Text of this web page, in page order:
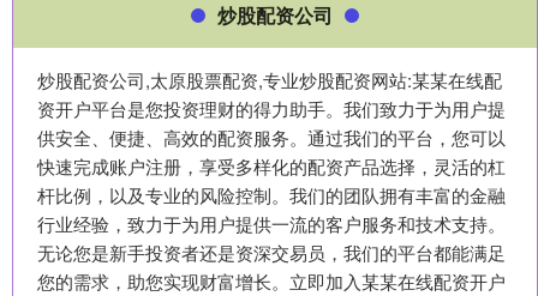
炒股配资公司
炒股配资公司,太原股票配资,专业炒股配资网站:某某在线配
资开户平台是您投资理财的得力助手。我们致力于为用户提
供安全、便捷、高效的配资服务。通过我们的平台，您可以
快速完成账户注册，享受多样化的配资产品选择，灵活的杠
杆比例，以及专业的风险控制。我们的团队拥有丰富的金融
行业经验，致力于为用户提供一流的客户服务和技术支持。
无论您是新手投资者还是资深交易员，我们的平台都能满足
您的需求，助您实现财富增长。立即加入某某在线配资开户